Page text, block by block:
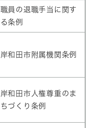
職員の退職手当に関す
る条例
岸和田市附属機関条例
岸和田市人権尊重のま
ちづくり条例